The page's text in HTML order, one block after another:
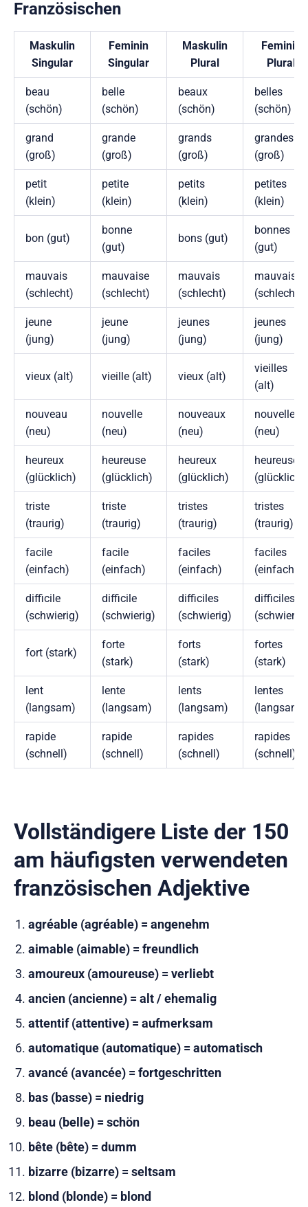
Französischen
Maskulin
Singular
Feminin
Singular
Maskulin
Plural
Feminin
Plural
beau
(schön)
belle
(schön)
beaux
(schön)
belles
(schön)
grand
(groß)
grande
(groß)
grands
(groß)
grandes
(groß)
petit
(klein)
petite
(klein)
petits
(klein)
petites
(klein)
bon (gut)
bonne
(gut)
bons (gut)
bonnes
(gut)
mauvais
(schlecht)
mauvaise
(schlecht)
mauvais
(schlecht)
mauvaises
(schlecht)
jeune
(jung)
jeune
(jung)
jeunes
(jung)
jeunes
(jung)
vieux (alt) vieille (alt) vieux (alt)
vieilles
(alt)
nouveau
(neu)
nouvelle
(neu)
nouveaux
(neu)
nouvelles
(neu)
heureux
(glücklich)
heureuse
(glücklich)
heureux
(glücklich)
heureuses
(glücklich)
triste
(traurig)
triste
(traurig)
tristes
(traurig)
tristes
(traurig)
facile
(einfach)
facile
(einfach)
faciles
(einfach)
faciles
(einfach)
difficile
(schwierig)
difficile
(schwierig)
difficiles
(schwierig)
difficiles
(schwierig)
fort (stark)
forte
(stark)
forts
(stark)
fortes
(stark)
lent
(langsam)
lente
(langsam)
lents
(langsam)
lentes
(langsam)
rapide
(schnell)
rapide
(schnell)
rapides
(schnell)
rapides
(schnell)
Vollständigere Liste der 150
am häufigsten verwendeten
französischen Adjektive
agréable (agréable) = angenehm
aimable (aimable) = freundlich
amoureux (amoureuse) = verliebt
ancien (ancienne) = alt / ehemalig
attentif (attentive) = aufmerksam
automatique (automatique) = automatisch
avancé (avancée) = fortgeschritten
bas (basse) = niedrig
beau (belle) = schön
bête (bête) = dumm
bizarre (bizarre) = seltsam
blond (blonde) = blond